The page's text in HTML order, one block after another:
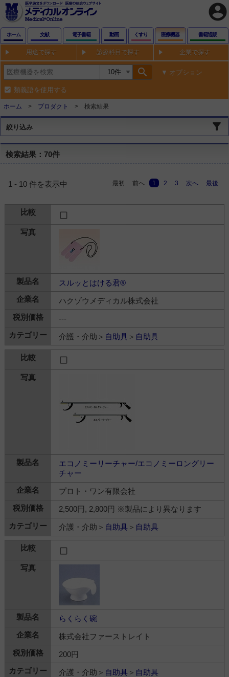
account_circle
ホーム 文献 電子書籍 動画 くすり 医療機器 書籍通販
用途で探す 診療科目で探す 企業で探す
search オプション
類義語を使用する
ホーム プロダクト 検索結果
絞り込み
検索結果：70件
1 - 10 件を表示中 最初 前へ 1 2 3 次へ 最後
スルッとはける君®
ハクゾウメディカル株式会社
---
介護・介助＞ 自助具＞ 自助具
エコノミーリーチャー/エコノミーロングリー
チャー
プロト・ワン有限会社
2,500円, 2,800円 ※製品により異なります
介護・介助＞ 自助具＞ 自助具
らくらく碗
株式会社ファーストレイト
200円
介護・介助＞ 自助具＞ 自助具